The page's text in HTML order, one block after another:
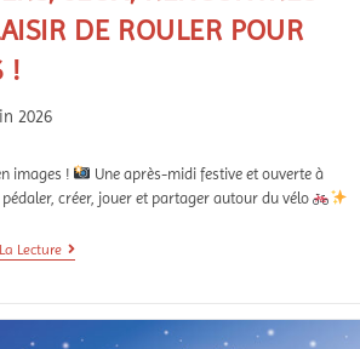
DE ROULER POUR
!
2026
images !
Une après-midi festive et ouverte à
créer, jouer et partager autour du vélo
Lecture